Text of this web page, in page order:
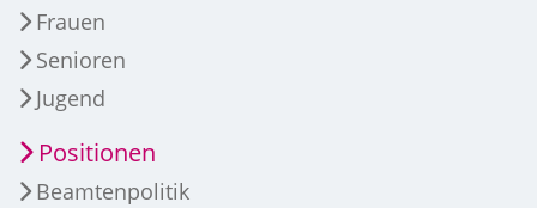
Frauen
Senioren
Jugend
Positionen
Beamtenpolitik